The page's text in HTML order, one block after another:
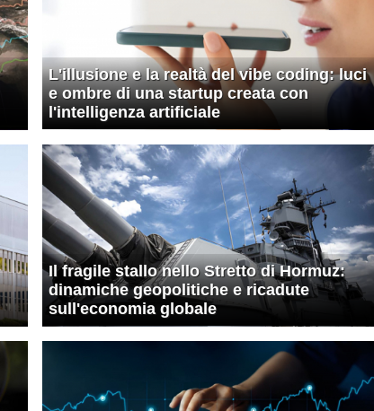
L'illusione e la realtà del vibe coding: luci
e ombre di una startup creata con
l'intelligenza artificiale
Il fragile stallo nello Stretto di Hormuz:
dinamiche geopolitiche e ricadute
sull'economia globale